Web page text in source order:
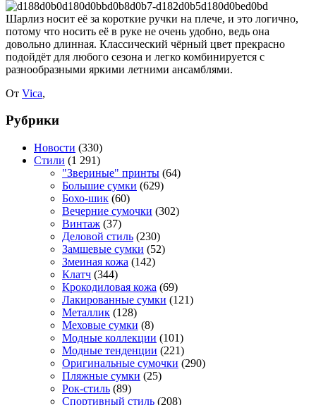
Шарлиз носит её за короткие ручки на плече, и это логично,
потому что носить её в руке не очень удобно, ведь она
довольно длинная. Классический чёрный цвет прекрасно
подойдёт для любого сезона и легко комбинируется с
разнообразными яркими летними ансамблями.
От Vica,
Рубрики
Новости (330)
Стили (1 291)
"Звериные" принты (64)
Большие сумки (629)
Бохо-шик (60)
Вечерние сумочки (302)
Винтаж (37)
Деловой стиль (230)
Замшевые сумки (52)
Змеиная кожа (142)
Клатч (344)
Крокодиловая кожа (69)
Лакированные сумки (121)
Металлик (128)
Меховые сумки (8)
Модные коллекции (101)
Модные тенденции (221)
Оригинальные сумочки (290)
Пляжные сумки (25)
Рок-стиль (89)
Спортивный стиль (208)